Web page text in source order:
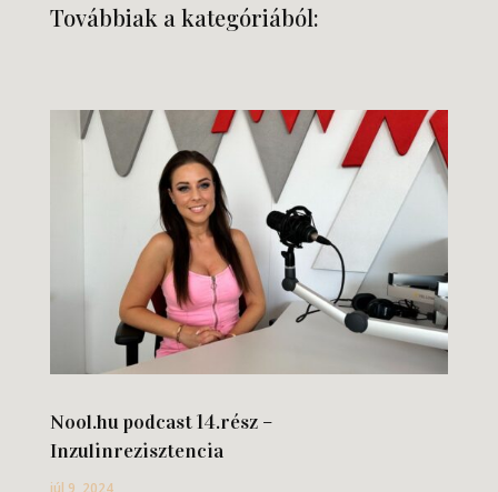
Továbbiak a kategóriából:
Nool.hu podcast 14.rész –
Inzulinrezisztencia